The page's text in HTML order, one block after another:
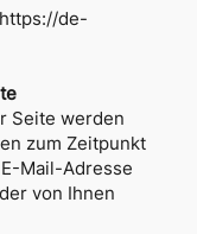
https://de-
Seite werden
zum Zeitpunkt
Mail-Adresse
von Ihnen